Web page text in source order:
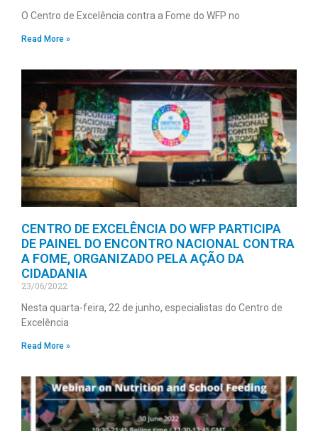
O Centro de Excelência contra a Fome do WFP no
Read More »
CENTRO DE EXCELÊNCIA DO WFP PARTICIPA
DE PAINEL DO ENCONTRO NACIONAL CONTRA
A FOME, ORGANIZADO PELA AÇÃO DA
CIDADANIA
23/06/2022
Nesta quarta-feira, 22 de junho, especialistas do Centro de
Excelência
Read More »